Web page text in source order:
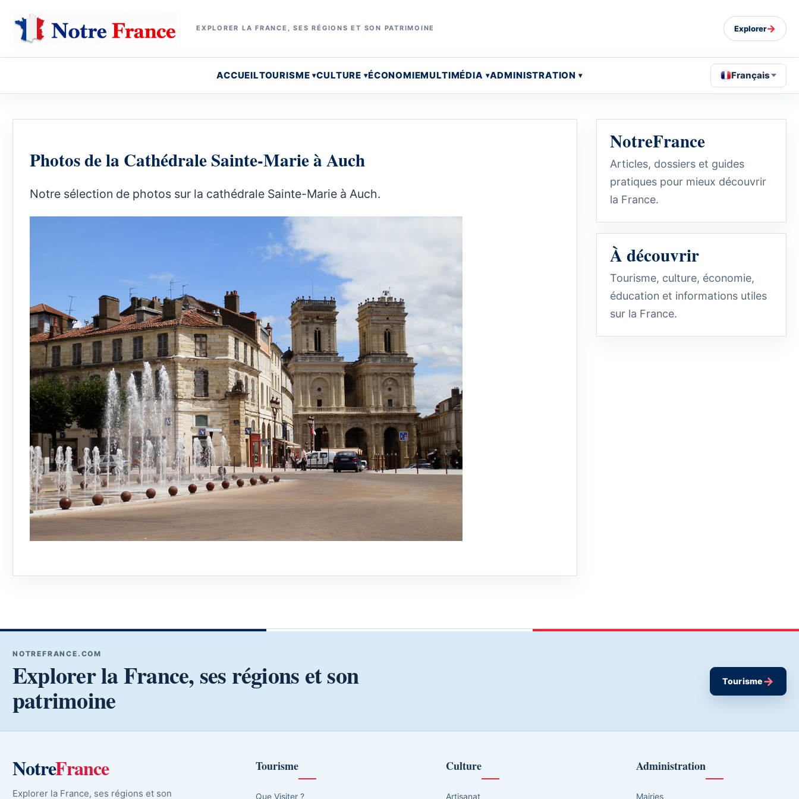
EXPLORER LA FRANCE, SES RÉGIONS ET SON PATRIMOINE Explorer→
ACCUEILTOURISME CULTURE ÉCONOMIEMULTIMÉDIA ADMINISTRATION Français
Photos de la Cathédrale Sainte-Marie à Auch
Notre sélection de photos sur la cathédrale Sainte-Marie à Auch.
NotreFrance
Articles, dossiers et guides
pratiques pour mieux découvrir
la France.
À découvrir
Tourisme, culture, économie,
éducation et informations utiles
sur la France.
NOTREFRANCE.COM
Explorer la France, ses régions et son
patrimoine
Tourisme→
NotreFrance
Explorer la France, ses régions et son
Tourisme
Que Visiter ?
Culture
Artisanat
Administration
Mairies